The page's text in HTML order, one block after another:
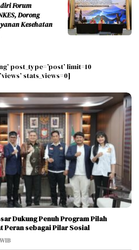
Forum
Dorong
Kesehatan
post_type=’post’ limit=10
stats_views=0]
Dukung Penuh Program Pilah
Peran sebagai Pilar Sosial